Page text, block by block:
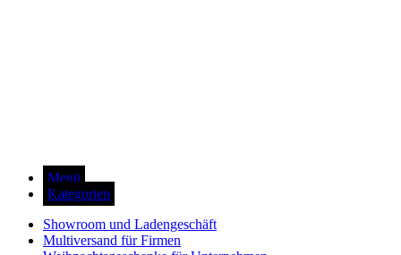
Menü
Kategorien
Showroom und Ladengeschäft
Multiversand für Firmen